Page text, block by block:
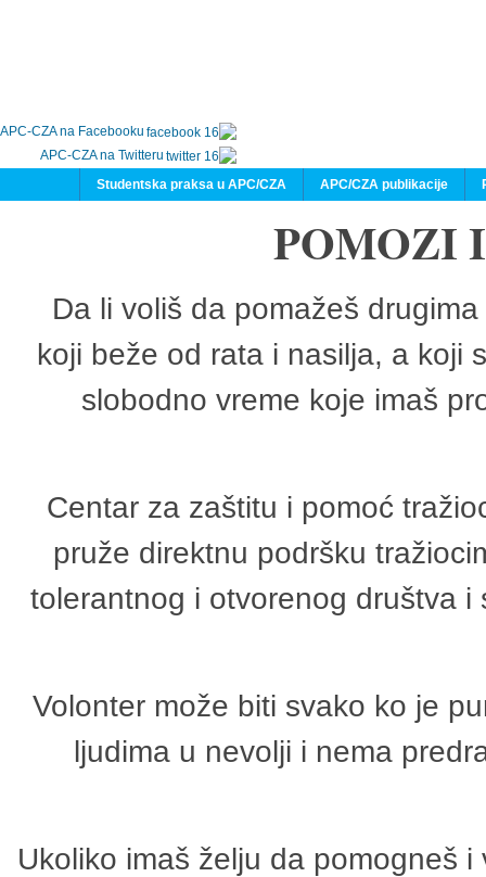
APC-CZA na Facebooku
APC-CZA na Twitteru
APC/CZA publikacije
Studentska praksa u APC/CZA
POMOZI
Da li voliš da pomažeš
koji beže od rata i nasilja, a koji
slobodno vreme koje imaš
Centar za zaštitu i pomoć
pruže direktnu podršku
tolerantnog i otvorenog društva
Volonter može biti svako ko je
ljudima u nevolji i nema
Ukoliko imaš želju da pomogneš